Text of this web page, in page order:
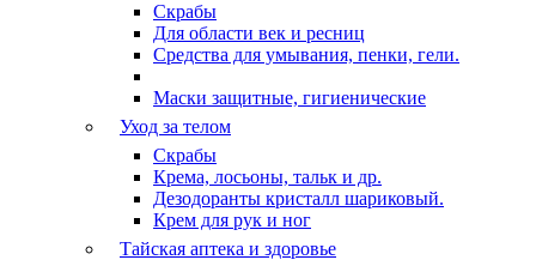
Скрабы
Для области век и ресниц
Средства для умывания, пенки, гели.
Маски защитные, гигиенические
Уход за телом
Скрабы
Крема, лосьоны, тальк и др.
Дезодоранты кристалл шариковый.
Крем для рук и ног
Тайская аптека и здоровье